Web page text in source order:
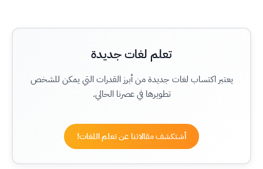
تعلم لغات جديدة
يعتبر اكتساب لغات جديدة من أبرز القدرات التي يمكن للشخص
تطويرها في عصرنا الحالي.
أشتكشف مقالاتنا عن تعلم اللغات!